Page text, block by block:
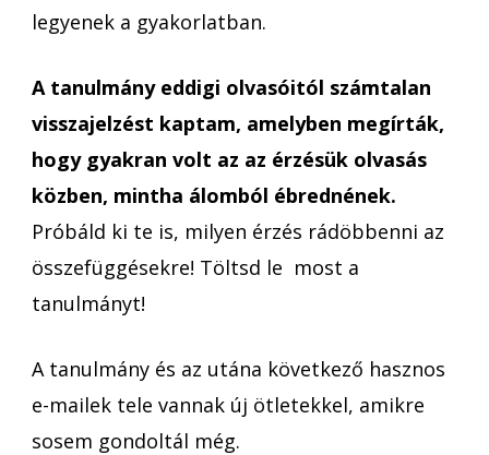
legyenek a gyakorlatban.
A tanulmány eddigi olvasóitól számtalan
visszajelzést kaptam, amelyben megírták,
hogy gyakran volt az az érzésük olvasás
közben, mintha álomból ébrednének.
Próbáld ki te is, milyen érzés rádöbbenni az
összefüggésekre! Töltsd le most a
tanulmányt!
A tanulmány és az utána következő hasznos
e-mailek tele vannak új ötletekkel, amikre
sosem gondoltál még.